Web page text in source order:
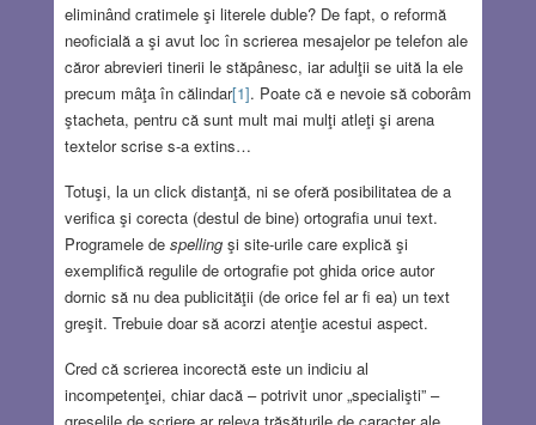
eliminând cratimele şi literele duble? De fapt, o reformă
neoficială a şi avut loc în scrierea mesajelor pe telefon ale
căror abrevieri tinerii le stăpânesc, iar adulţii se uită la ele
precum mâţa în călindar[1]. Poate că e nevoie să coborâm
ştacheta, pentru că sunt mult mai mulţi atleţi şi arena
textelor scrise s-a extins…
Totuşi, la un click distanţă, ni se oferă posibilitatea de a
verifica şi corecta (destul de bine) ortografia unui text.
Programele de spellingşi site-urile care explică şi
exemplifică regulile de ortografie pot ghida orice autor
dornic să nu dea publicităţii (de orice fel ar fi ea) un text
greşit. Trebuie doar să acorzi atenţie acestui aspect.
Cred că scrierea incorectă este un indiciu al
incompetenţei, chiar dacă – potrivit unor „specialişti” –
greşelile de scriere ar releva trăsăturile de caracter ale